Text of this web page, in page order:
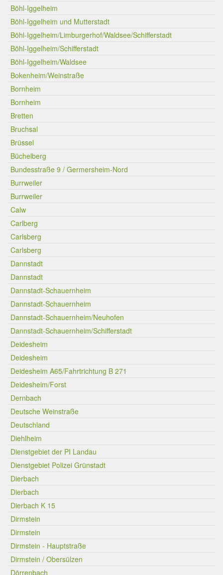
Böhl-Iggelheim
Böhl-Iggelheim und Mutterstadt
Böhl-Iggelheim/Limburgerhof/Waldsee/Schifferstadt
Böhl-Iggelheim/Schifferstadt
Böhl-Iggelheim/Waldsee
Bokenheim/Weinstraße
Bornheim
Bornheim
Bretten
Bruchsal
Brüssel
Büchelberg
Bundesstraße 9 / Germersheim-Nord
Burrweiler
Burrweiler
Calw
Carlberg
Carlsberg
Carlsberg
Dannstadt
Dannstadt
Dannstadt-Schauernheim
Dannstadt-Schauernheim
Dannstadt-Schauernheim/Neuhofen
Dannstadt-Schauernheim/Schifferstadt
Deidesheim
Deidesheim
Deidesheim A65/Fahrtrichtung B 271
Deidesheim/Forst
Dernbach
Deutsche Weinstraße
Deutschland
Diehlheim
Dienstgebiet der PI Landau
Dienstgebiet Polizei Grünstadt
Dierbach
Dierbach
Dierbach K 15
Dirmstein
Dirmstein
Dirmstein - Hauptstraße
Dirmstein / Obersülzen
Dörrenbach